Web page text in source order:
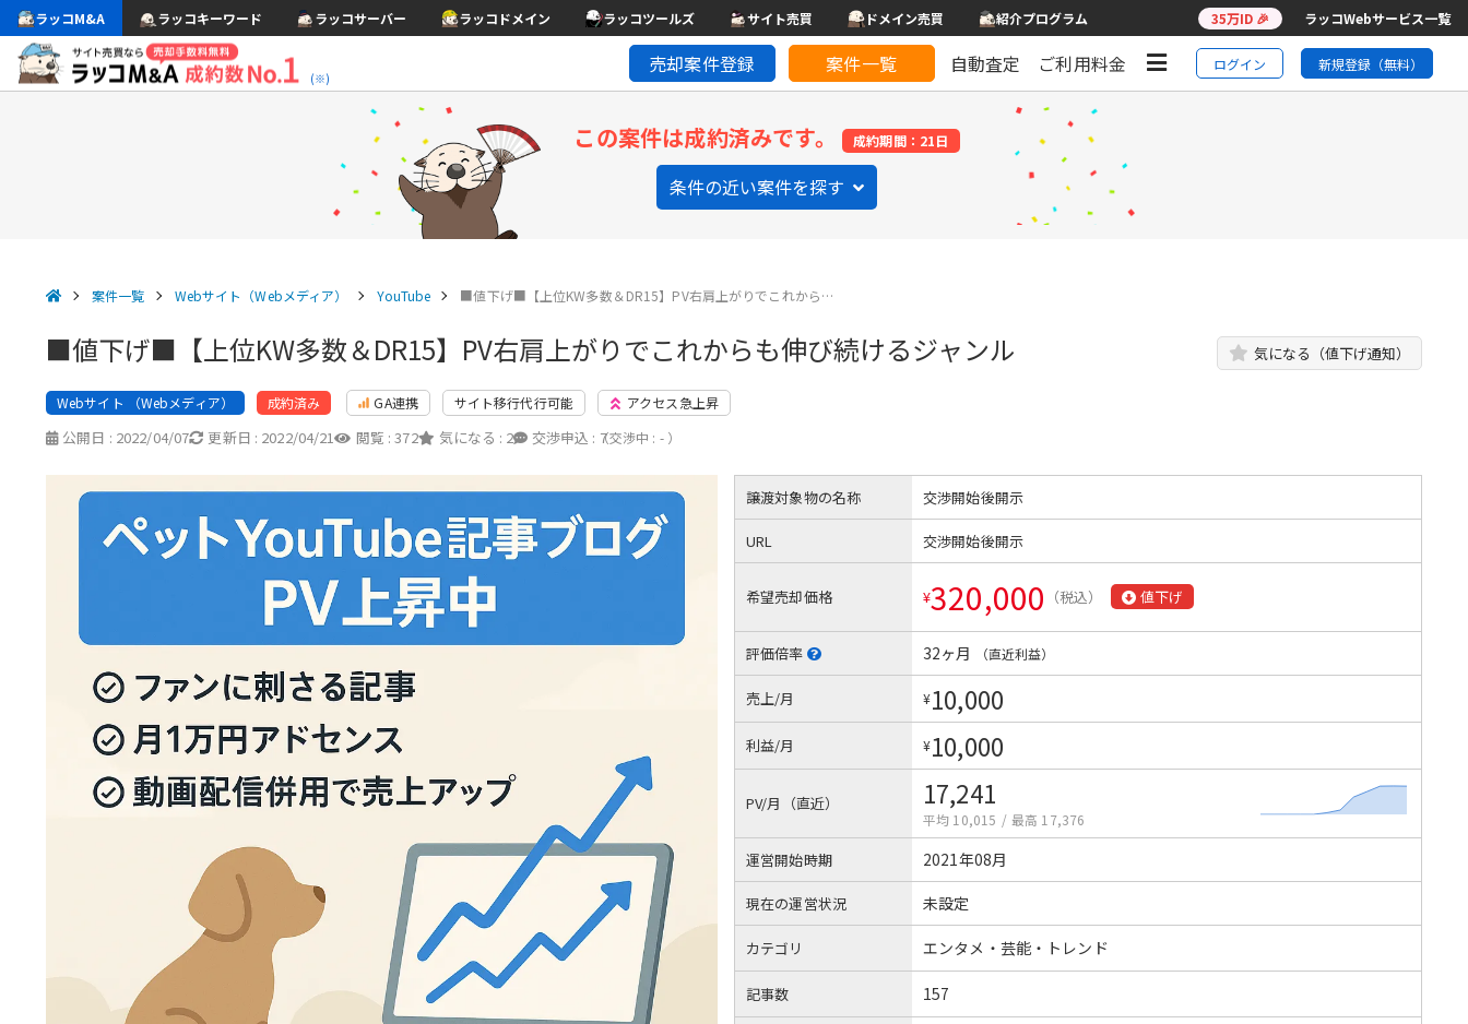
ラッコM&A ラッコキーワード ラッコサーバー ラッコドメイン ラッコツールズ サイト売買 ドメイン売買 紹介プログラム 35万ID 🎉 ラッコWebサービス一覧
(※)
売却案件登録 案件一覧 自動査定 ご利用料金 ログイン 新規登録（無料）
この案件は成約済みです。 成約期間：21日
条件の近い案件を探す
案件一覧 Webサイト（Webメディア） YouTube ■値下げ■【上位KW多数＆DR15】PV右肩上がりでこれから…
■値下げ■【上位KW多数＆DR15】PV右肩上がりでこれからも伸び続けるジャンル 気になる（値下げ通知）
Webサイト （Webメディア） 成約済み GA連携 サイト移行代行可能 アクセス急上昇
公開日 : 2022/04/07 更新日 : 2022/04/21 閲覧 :372 気になる : 2 交渉申込 : 7
（交渉中 : - ）
譲渡対象物の名称 交渉開始後開示
URL 交渉開始後開示
希望売却価格 ¥320,000 （税込） 値下げ
評価倍率 32ヶ月 （直近利益）
売上/月 ¥10,000
利益/月 ¥10,000
PV/月（直近） 17,241
平均 10,015 / 最高 17,376
運営開始時期 2021年08月
現在の運営状況 未設定
カテゴリ エンタメ・芸能・トレンド
記事数 157